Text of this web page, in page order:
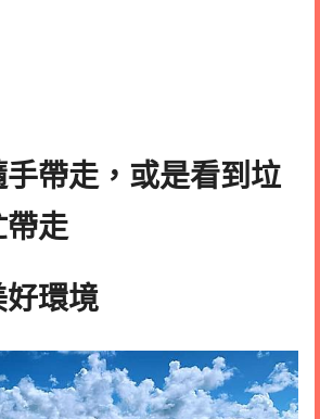
帶走，或是看到垃
帶走
好環境